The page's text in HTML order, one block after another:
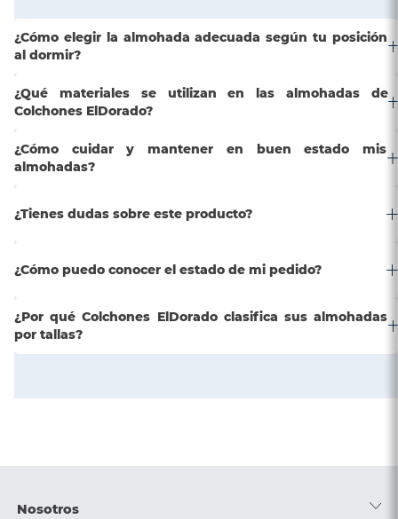
¿Cómo elegir la almohada adecuada según tu posición
al dormir?
¿Qué materiales se utilizan en las almohadas de
Colchones ElDorado?
¿Cómo cuidar y mantener en buen estado mis
almohadas?
¿Tienes dudas sobre este producto?
¿Cómo puedo conocer el estado de mi pedido?
¿Por qué Colchones ElDorado clasifica sus almohadas
por tallas?
Nosotros